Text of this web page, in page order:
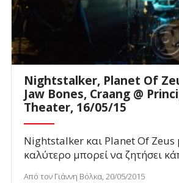
Nightstalker, Planet Of
Jaw Bones, Craang @
Theater, 16/05/15
Nightstalker και Planet Of Zeus
καλύτερο μπορεί να ζητήσει
Από τον Γιάννη Βόλκα, 20/05/2015